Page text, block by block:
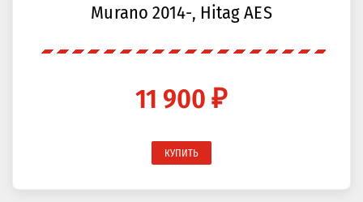
Murano 2014-, Hitag AES
11 900 ₽
КУПИТЬ